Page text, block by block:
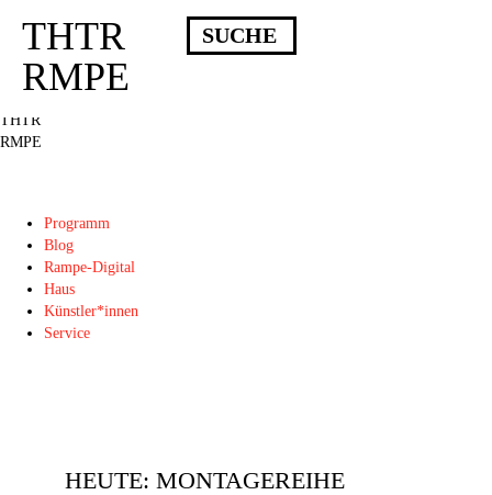
Deprecated : Die Funktion post_permalink ist seit Version 4.4.0 veraltet!
Verwende stattdessen get_permalink(). in
/homepages/10/d43051023/htdocs/wordpress/wp-includes/functions.php
THTR
RMPE
Programm
Blog
Rampe-Digital
Haus
Künstler*innen
Service
THTR
RMPE
HEUTE: MONTAGEREIHE